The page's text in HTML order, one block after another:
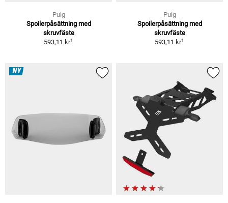
Puig
Spoilerpåsättning med
skruvfäste
593,11 kr1
Puig
Spoilerpåsättning med
skruvfäste
593,11 kr1
NY